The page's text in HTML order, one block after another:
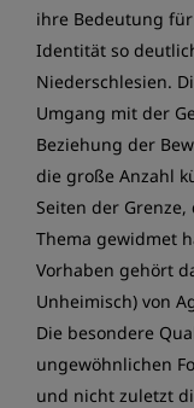
ihre Bedeutung
Identität so
Niederschlesien.
Umgang mit der
Beziehung der
die große Anzahl
Seiten der
Thema gewidmet
Vorhaben gehört
Unheimisch) von
Die besondere
ungewöhnlichen
und nicht zuletzt